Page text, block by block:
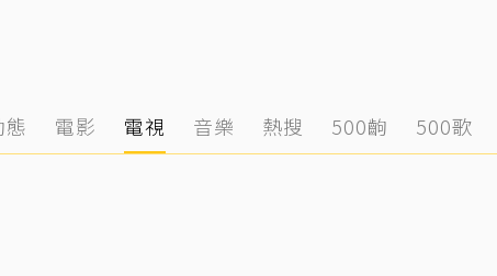
態 電影 電視 音樂 熱搜 500齣 500歌